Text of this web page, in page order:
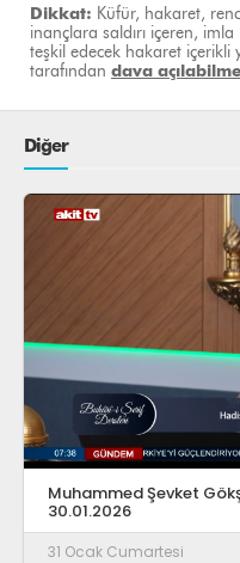
Dikkat: Küfür, hakaret,
inançlara saldırı içeren, imla
teşkil edecek hakaret içerikli
tarafından dava
Diğer
Muhammed Şevket
30.01.2026
31 Ocak Cumartesi